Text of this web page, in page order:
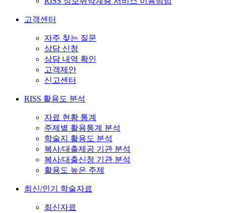
고객센터
자주 찾는 질문
상담 신청
상담 내역 확인
고객제안
신고센터
RISS 활용도 분석
자료 현황 통계
주제별 활용통계 분석
학술지 활용도 분석
복사/대출제공 기관 분석
복사/대출신청 기관 분석
활용도 높은 주제
최신/인기 학술자료
최신자료